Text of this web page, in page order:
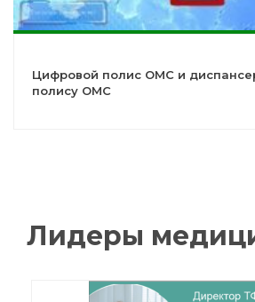
Цифровой полис ОМС и
полису ОМС
Лидеры